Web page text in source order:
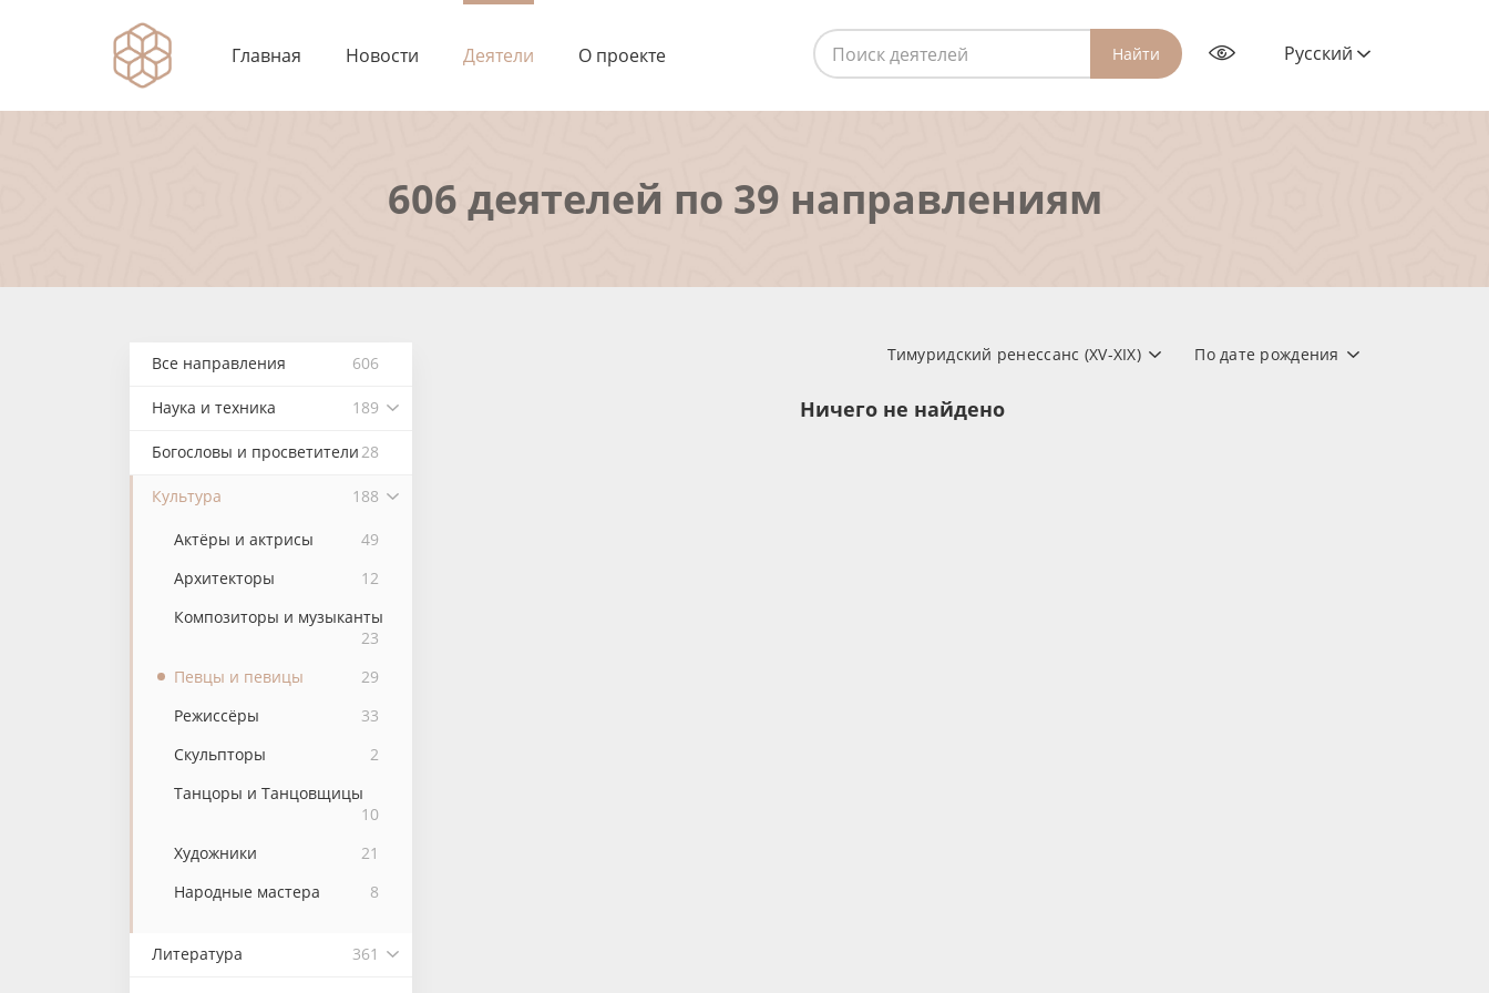
Главная Новости Деятели О проекте Найти Русский
606 деятелей по 39 направлениям
Все направления 606
Наука и техника 189
Богословы и просветители28
Культура 188
Актёры и актрисы
49
Архитекторы
12
Композиторы и музыканты
23
Певцы и певицы
29
Режиссёры
33
Скульпторы
2
Танцоры и Танцовщицы
10
Художники
21
Народные мастера
8
Литература 361
По дате рождения
Тимуридский ренессанс (XV-XIX)
Ничего не найдено